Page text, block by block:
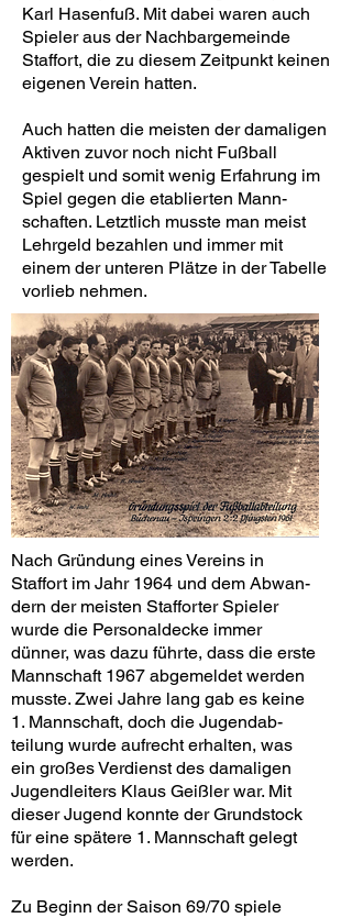
Karl Hasenfuß. Mit dabei waren auch
Spieler aus der Nachbargemeinde
Staffort, die zu diesem Zeit­punkt keinen
eigenen Verein hatten.
Auch hatten die meisten der damaligen
Aktiven zuvor noch nicht Fußball
gespielt und somit wenig Erfahrung im
Spiel gegen die etablierten Mann­
schaften. Letztlich musste man meist
Lehrgeld bezahlen und immer mit
einem der unteren Plätze in der Tabelle
vorlieb nehmen.
Nach Gründung eines Vereins in
Staffort im Jahr 1964 und dem Abwan­
dern der meisten Stafforter Spieler
wurde die Personaldecke immer
dünner, was dazu führte, dass die erste
Mannschaft 1967 abgemeldet werden
musste. Zwei Jahre lang gab es keine
1. Mannschaft, doch die Jugendab­
teilung wurde aufrecht erhalten, was
ein großes Verdienst des damaligen
Jugendleiters Klaus Geißler war. Mit
dieser Jugend konnte der Grundstock
für eine spätere 1. Mannschaft gelegt
werden.
Zu Beginn der Saison 69/70 spiele